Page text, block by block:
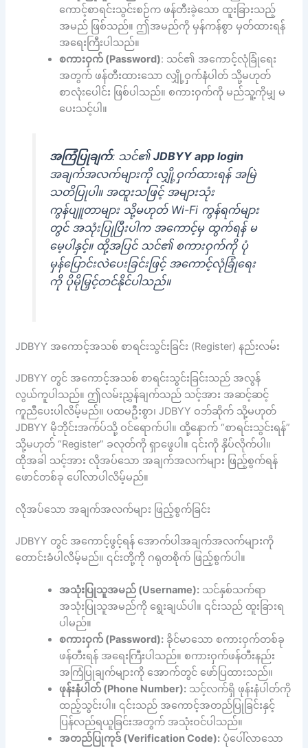
ကောင့်စာရင်းသွင်းစဉ်က ဖန်တီးခဲ့သော ထူးခြားသည့်
အမည် ဖြစ်သည်။ ဤအမည်ကို မှန်ကန်စွာ မှတ်ထားရန်
အရေးကြီးပါသည်။
စကားဝှက် (Password): သင်၏ အကောင့်လုံခြုံရေး
အတွက် ဖန်တီးထားသော လျှို့ဝှက်နံပါတ် သို့မဟုတ်
စာလုံးပေါင်း ဖြစ်ပါသည်။ စကားဝှက်ကို မည်သူ့ကိုမျှ မ
ပေးသင့်ပါ။
အကြံပြုချက်: သင်၏ JDBYY app login
အချက်အလက်များကို လျှို့ဝှက်ထားရန် အမြဲ
သတိပြုပါ။ အထူးသဖြင့် အများသုံး
ကွန်ပျူတာများ သို့မဟုတ် Wi-Fi ကွန်ရက်များ
တွင် အသုံးပြုပြီးပါက အကောင့်မှ ထွက်ရန် မ
မေ့ပါနှင့်။ ထို့အပြင် သင်၏ စကားဝှက်ကို ပုံ
မှန်ပြောင်းလဲပေးခြင်းဖြင့် အကောင့်လုံခြုံရေး
ကို ပိုမိုမြှင့်တင်နိုင်ပါသည်။
JDBYY အကောင့်အသစ် စာရင်းသွင်းခြင်း (Register) နည်းလမ်း
JDBYY တွင် အကောင့်အသစ် စာရင်းသွင်းခြင်းသည် အလွန်
လွယ်ကူပါသည်။ ဤလမ်းညွှန်ချက်သည် သင့်အား အဆင့်ဆင့်
ကူညီပေးပါလိမ့်မည်။ ပထမဦးစွာ၊ JDBYY ဝဘ်ဆိုက် သို့မဟုတ်
JDBYY မိုဘိုင်းအက်ပ်သို့ ဝင်ရောက်ပါ။ ထို့နောက် “စာရင်းသွင်းရန်”
သို့မဟုတ် “Register” ခလုတ်ကို ရှာဖွေပါ။ ၎င်းကို နှိပ်လိုက်ပါ။
ထိုအခါ သင့်အား လိုအပ်သော အချက်အလက်များ ဖြည့်စွက်ရန်
ဖောင်တစ်ခု ပေါ်လာပါလိမ့်မည်။
လိုအပ်သော အချက်အလက်များ ဖြည့်စွက်ခြင်း
JDBYY တွင် အကောင့်ဖွင့်ရန် အောက်ပါအချက်အလက်များကို
တောင်းခံပါလိမ့်မည်။ ၎င်းတို့ကို ဂရုတစိုက် ဖြည့်စွက်ပါ။
အသုံးပြုသူအမည် (Username): သင်နှစ်သက်ရာ
အသုံးပြုသူအမည်ကို ရွေးချယ်ပါ။ ၎င်းသည် ထူးခြားရ
ပါမည်။
စကားဝှက် (Password): ခိုင်မာသော စကားဝှက်တစ်ခု
ဖန်တီးရန် အရေးကြီးပါသည်။ စကားဝှက်ဖန်တီးနည်း
အကြံပြုချက်များကို အောက်တွင် ဖော်ပြထားသည်။
ဖုန်းနံပါတ် (Phone Number): သင့်လက်ရှိ ဖုန်းနံပါတ်ကို
ထည့်သွင်းပါ။ ၎င်းသည် အကောင့်အတည်ပြုခြင်းနှင့်
ပြန်လည်ရယူခြင်းအတွက် အသုံးဝင်ပါသည်။
အတည်ပြုကုဒ် (Verification Code): ပုံပေါ်လာသော